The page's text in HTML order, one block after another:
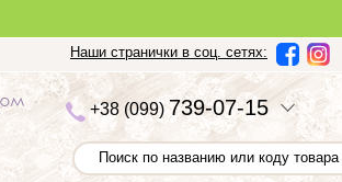
Наши странички в соц. сетях:
+38 (099)739-07-15